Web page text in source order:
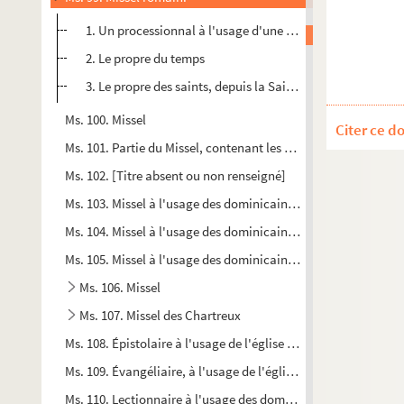
1. Un processionnal à l'usage d'une église de Rome
2. Le propre du temps
3. Le propre des saints, depuis la Saint-André jusqu'à la
Ms. 100. Missel
Ms. 101. Partie du Missel, contenant les oraisons, les
Ms. 102. [Titre absent ou non renseigné]
Ms. 103. Missel à l'usage des dominicains de Toulouse
Ms. 104. Missel à l'usage des dominicains de Toulouse
Ms. 105. Missel à l'usage des dominicains de Toulouse
Ms. 106. Missel
Ms. 107. Missel des Chartreux
Ms. 108. Épistolaire à l'usage de l'église métropolitaine de
Ms. 109. Évangéliaire, à l'usage de l'église métropolitaine de
Ms. 110. Lectionnaire à l'usage des dominicains
Citer ce